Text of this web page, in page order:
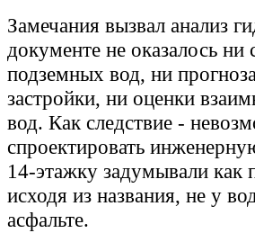
Замечания вызвал анализ
документе не оказалось
подземных вод, ни
застройки, ни оценки
вод. Как следствие -
спроектировать
14-этажку задумывали как
исходя из названия, не у
асфальте.